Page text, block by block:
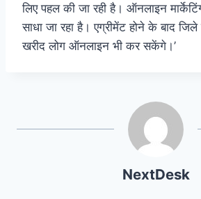
लिए पहल की जा रही है। ऑनलाइन
साधा जा रहा है। एग्रीमेंट होने के बाद
खरीद लोग ऑनलाइन भी कर सकेंगे।’
NextDesk